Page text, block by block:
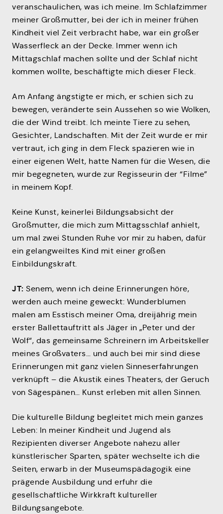
veranschaulichen, was ich meine. Im Schlafzimmer
meiner Großmutter, bei der ich in meiner frühen
Kindheit viel Zeit verbracht habe, war ein großer
Wasserfleck an der Decke. Immer wenn ich
Mittagschlaf machen sollte und der Schlaf nicht
kommen wollte, beschäftigte mich dieser Fleck.
Am Anfang ängstigte er mich, er schien sich zu
bewegen, veränderte sein Aussehen so wie Wolken,
die der Wind treibt. Ich meinte Tiere zu sehen,
Gesichter, Landschaften. Mit der Zeit wurde er mir
vertraut, ich ging in dem Fleck spazieren wie in
einer eigenen Welt, hatte Namen für die Wesen, die
mir begegneten, wurde zur Regisseurin der “Filme”
in meinem Kopf.
Keine Kunst, keinerlei Bildungsabsicht der
Großmutter, die mich zum Mittagsschlaf anhielt,
um mal zwei Stunden Ruhe vor mir zu haben, dafür
ein gelangweiltes Kind mit einer großen
Einbildungskraft.
JT: Senem, wenn ich deine Erinnerungen höre,
werden auch meine geweckt: Wunderblumen
malen am Esstisch meiner Oma, dreijährig mein
erster Ballettauftritt als Jäger in „Peter und der
Wolf“, das gemeinsame Schreinern im Arbeitskeller
meines Großvaters… und auch bei mir sind diese
Erinnerungen mit ganz vielen Sinneserfahrungen
verknüpft – die Akustik eines Theaters, der Geruch
von Sägespänen… Kunst erleben mit allen Sinnen.
Die kulturelle Bildung begleitet mich mein ganzes
Leben: In meiner Kindheit und Jugend als
Rezipienten diverser Angebote nahezu aller
künstlerischer Sparten, später wechselte ich die
Seiten, erwarb in der Museumspädagogik eine
prägende Ausbildung und erfuhr die
gesellschaftliche Wirkkraft kultureller
Bildungsangebote.